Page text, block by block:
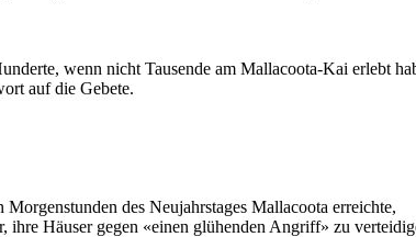
wenn nicht Tausende am Mallacoota-Kai erlebt
auf die Gebete.
des Neujahrstages Mallacoota erreichte,
ihre Häuser gegen «einen glühenden Angriff» zu